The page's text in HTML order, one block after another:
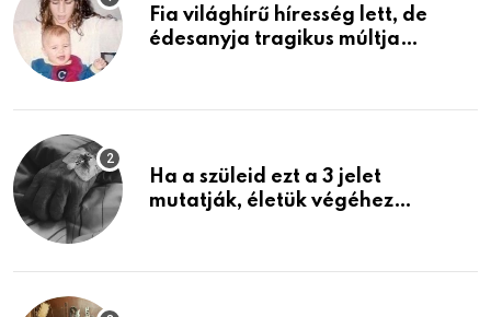
Fia világhírű híresség lett, de
édesanyja tragikus múltja
Ha a szüleid ezt a 3 jelet
mutatják, életük végéhez